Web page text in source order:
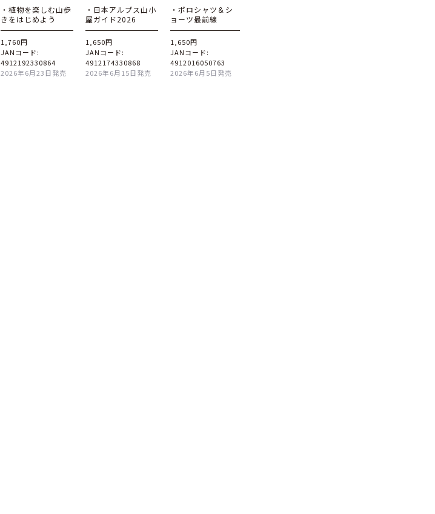
・植物を楽しむ山歩
きをはじめよう
1,760円
JANコード:
4912192330864
2026年6月23日発売
・日本アルプス山小
屋ガイド2026
1,650円
JANコード:
4912174330868
2026年6月15日発売
・ポロシャツ＆シ
ョーツ最前線
1,650円
JANコード:
4912016050763
2026年6月5日発売